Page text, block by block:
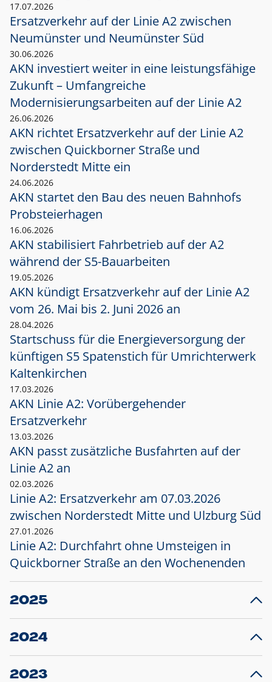
17.07.2026
Ersatzverkehr auf der Linie A2 zwischen
Neumünster und Neumünster Süd
30.06.2026
AKN investiert weiter in eine leistungsfähige
Zukunft – Umfangreiche
Modernisierungsarbeiten auf der Linie A2
26.06.2026
AKN richtet Ersatzverkehr auf der Linie A2
zwischen Quickborner Straße und
Norderstedt Mitte ein
24.06.2026
AKN startet den Bau des neuen Bahnhofs
Probsteierhagen
16.06.2026
AKN stabilisiert Fahrbetrieb auf der A2
während der S5-Bauarbeiten
19.05.2026
AKN kündigt Ersatzverkehr auf der Linie A2
vom 26. Mai bis 2. Juni 2026 an
28.04.2026
Startschuss für die Energieversorgung der
künftigen S5 Spatenstich für Umrichterwerk
Kaltenkirchen
17.03.2026
AKN Linie A2: Vorübergehender
Ersatzverkehr
13.03.2026
AKN passt zusätzliche Busfahrten auf der
Linie A2 an
02.03.2026
Linie A2: Ersatzverkehr am 07.03.2026
zwischen Norderstedt Mitte und Ulzburg Süd
27.01.2026
Linie A2: Durchfahrt ohne Umsteigen in
Quickborner Straße an den Wochenenden
2025
23.12.2025
Projekt S5: Start der Bauarbeiten am
2024
10.12.2024
Großprojekt S5: Sperrung der Bahnstraße in
2023